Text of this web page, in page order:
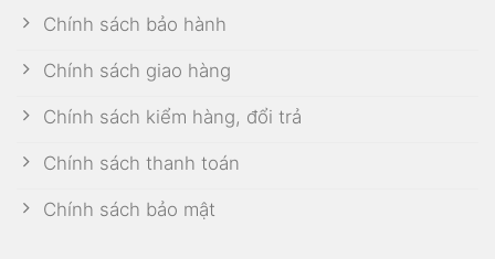
Chính sách bảo hành
Chính sách giao hàng
Chính sách kiểm hàng, đổi trả
Chính sách thanh toán
Chính sách bảo mật